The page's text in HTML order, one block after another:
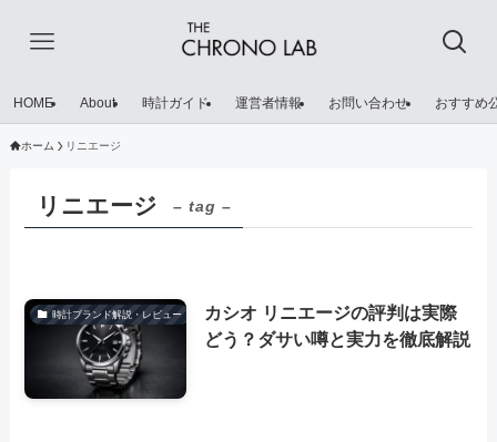
HOME About 時計ガイド 運営者情報 お問い合わせ おすすめ
ホーム リニエージ
リニエージ – tag –
時計ブランド解説・レビュー
カシオ リニエージの評判は実際
どう？ダサい噂と実力を徹底解説